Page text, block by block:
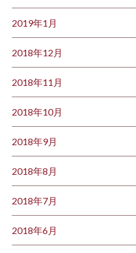
2019年1月
2018年12月
2018年11月
2018年10月
2018年9月
2018年8月
2018年7月
2018年6月